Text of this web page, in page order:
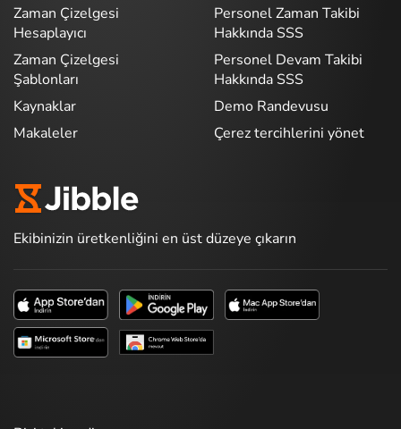
Zaman Çizelgesi
Hesaplayıcı
Zaman Çizelgesi
Şablonları
Kaynaklar
Makaleler
Personel Zaman Takibi
Hakkında SSS
Personel Devam Takibi
Hakkında SSS
Demo Randevusu
Çerez tercihlerini yönet
Ekibinizin üretkenliğini en üst düzeye çıkarın